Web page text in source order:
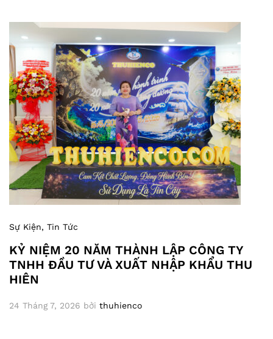
Sự Kiện, Tin Tức
KỶ NIỆM 20 NĂM THÀNH LẬP CÔNG TY
TNHH ĐẦU TƯ VÀ XUẤT NHẬP KHẨU THU
HIÊN
24 Tháng 7, 2026 bởi thuhienco